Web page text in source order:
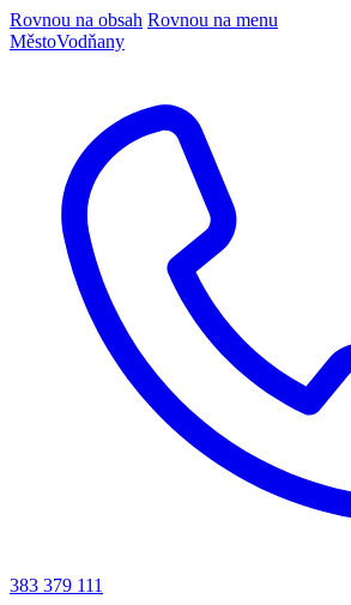
Rovnou na obsah Rovnou na menu
MěstoVodňany
383 379 111